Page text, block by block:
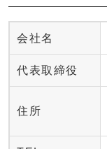
会社名
代表取締役
住所